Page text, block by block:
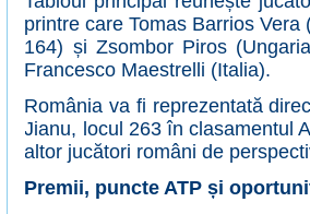
printre care Tomas Barrios
164) și Zsombor Piros
Francesco Maestrelli (Italia).
România va fi reprezentată
Jianu, locul 263 în clasamentul
altor jucători români de
Premii, puncte ATP și